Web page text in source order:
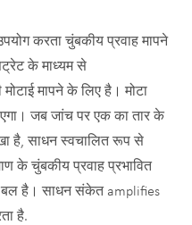
करता चुंबकीय प्रवाह मापने
के माध्यम से
मापने के लिए है। मोटा
जब जांच पर एक का तार के
है, साधन स्वचालित रूप से
के चुंबकीय प्रवाह प्रभावित
बल है। साधन संकेत amplifies
है.